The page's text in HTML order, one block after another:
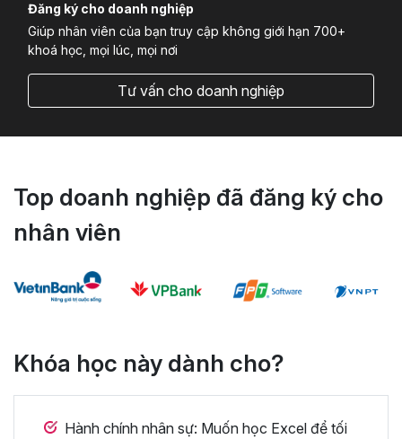
Đăng ký cho doanh nghiệp
Giúp nhân viên của bạn truy cập không giới hạn 700+
khoá học, mọi lúc, mọi nơi
Tư vấn cho doanh nghiệp
Top doanh nghiệp đã đăng ký cho
nhân viên
Khóa học này dành cho?
Hành chính nhân sự: Muốn học Excel để tối